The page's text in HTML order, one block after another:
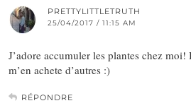
PRETTYLITTLETRUTH
25/04/2017 / 11:15 AM
J’adore accumuler les plantes chez
m’en achete d’autres :)
RÉPONDRE